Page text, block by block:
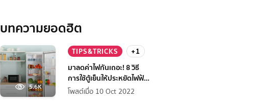
บทความยอดฮิต
5.6K
TIPS&TRICKS
+1
มาลดค่าไฟกันเถอะ! 8 วิธี
การใช้ตู้เย็นให้ประหยัดไฟฟ้า
กว่าเดิม
โพสต์เมื่อ 10 Oct 2022